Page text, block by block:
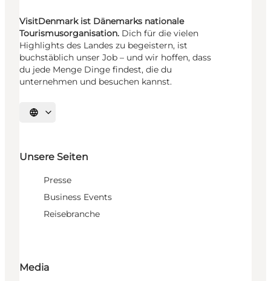
VisitDenmark ist Dänemarks nationale
Tourismusorganisation. Dich für die vielen
Highlights des Landes zu begeistern, ist
buchstäblich unser Job – und wir hoffen, dass
du jede Menge Dinge findest, die du
unternehmen und besuchen kannst.
Sprache auswählen
Unsere Seiten
Presse
Business Events
Reisebranche
Media